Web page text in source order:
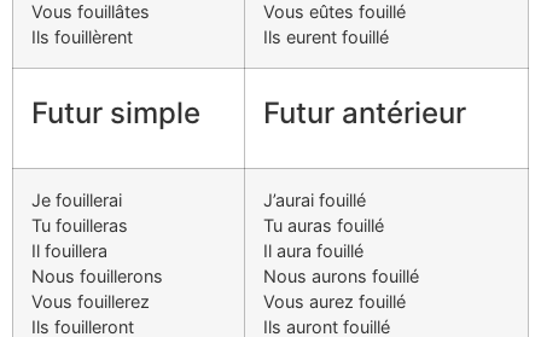
Vous fouillâtes
Ils fouillèrent
Vous eûtes fouillé
Ils eurent fouillé
Futur simple Futur antérieur
Je fouillerai
Tu fouilleras
Il fouillera
Nous fouillerons
Vous fouillerez
Ils fouilleront
J’aurai fouillé
Tu auras fouillé
Il aura fouillé
Nous aurons fouillé
Vous aurez fouillé
Ils auront fouillé